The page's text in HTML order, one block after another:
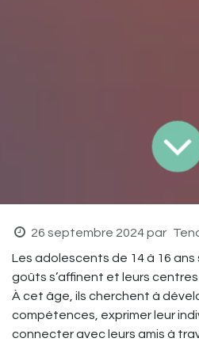
26 septembre 2024 par
Les adolescents de 14 à 16
goûts s’affinent et leurs
À cet âge, ils cherchent à
compétences, exprimer leur
connecter avec leurs amis à